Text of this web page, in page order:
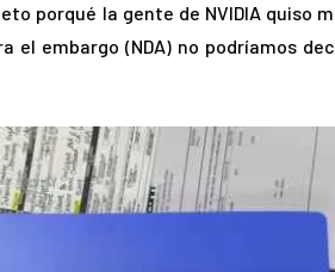
porqué la gente de NVIDIA quiso
el embargo (NDA) no podríamos